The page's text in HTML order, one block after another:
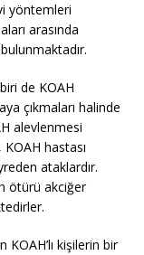
yöntemleri
arasında
de KOAH
çıkmaları halinde
alevlenmesi
hastası
ataklardır.
ötürü akciğer
KOAH’lı kişilerin bir